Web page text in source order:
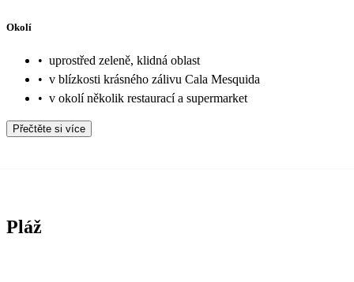
Okolí
• uprostřed zeleně, klidná oblast
• v blízkosti krásného zálivu Cala Mesquida
• v okolí několik restaurací a supermarket
Přečtěte si více
Pláž